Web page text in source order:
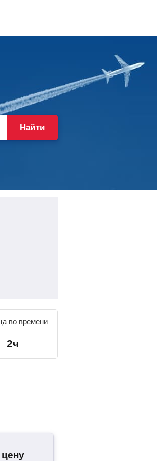
Найти
во времени
2ч
цену